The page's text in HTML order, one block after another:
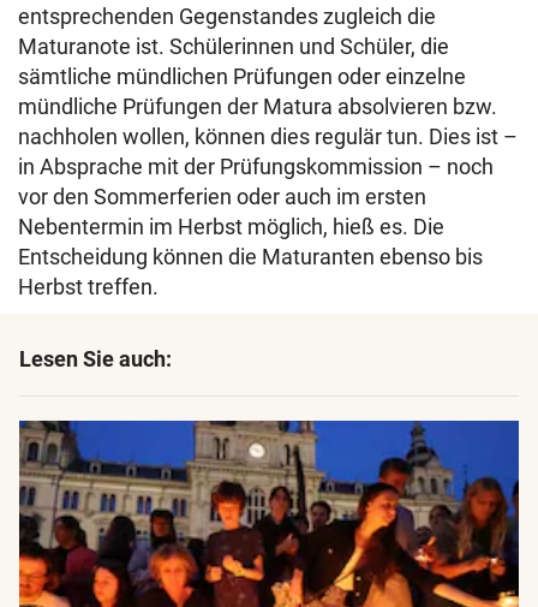
entsprechenden Gegenstandes zugleich die
Maturanote ist. Schülerinnen und Schüler, die
sämtliche mündlichen Prüfungen oder einzelne
mündliche Prüfungen der Matura absolvieren bzw.
nachholen wollen, können dies regulär tun. Dies ist –
in Absprache mit der Prüfungskommission – noch
vor den Sommerferien oder auch im ersten
Nebentermin im Herbst möglich, hieß es. Die
Entscheidung können die Maturanten ebenso bis
Herbst treffen.
Lesen Sie auch: